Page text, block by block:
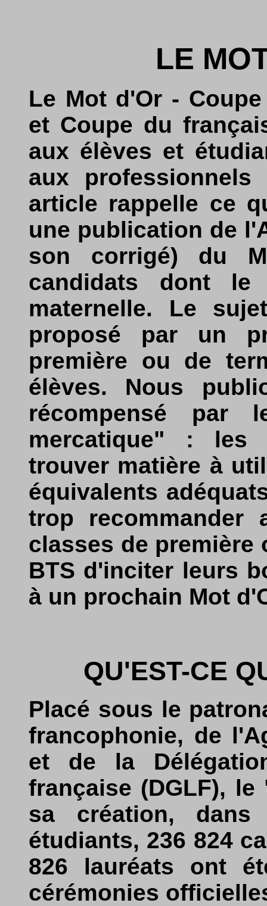
LE
Le Mot d'Or -
et Coupe du
aux élèves et
aux
article rappelle ce
une publication de
son corrigé) du
candidats dont
maternelle. Le
proposé par un
première ou de
élèves. Nous
récompensé
mercatique" : les
trouver matière à
équivalents
trop recommander
classes de première
BTS d'inciter leurs
à un prochain Mot
QU'EST-CE
Placé sous le
francophonie, de
et de la
française (DGLF),
sa création,
étudiants, 236 824
826 lauréats ont
cérémonies